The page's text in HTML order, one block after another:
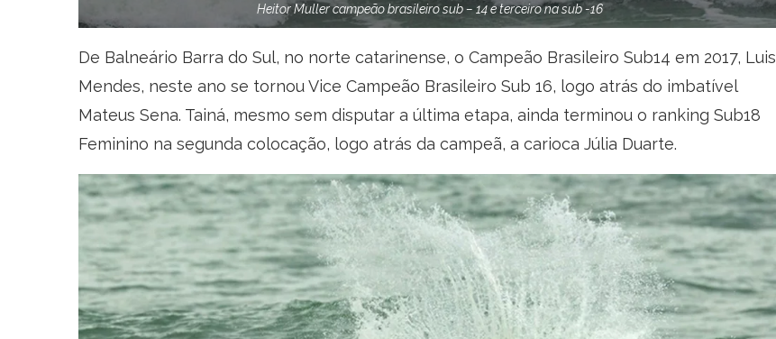
Heitor Muller campeão brasileiro sub – 14 e terceiro na sub -16
De Balneário Barra do Sul, no norte catarinense, o Campeão Brasileiro Sub14 em 2017, Luis
Mendes, neste ano se tornou Vice Campeão Brasileiro Sub 16, logo atrás do imbatível
Mateus Sena. Tainá, mesmo sem disputar a última etapa, ainda terminou o ranking Sub18
Feminino na segunda colocação, logo atrás da campeã, a carioca Júlia Duarte.